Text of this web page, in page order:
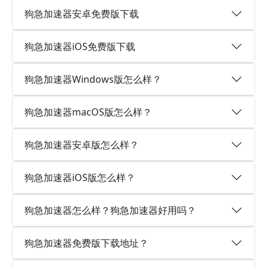
狗急加速器安卓免费版下载
狗急加速器iOS免费版下载
狗急加速器Windows版怎么样？
狗急加速器macOS版怎么样？
狗急加速器安卓版怎么样？
狗急加速器iOS版怎么样？
狗急加速器怎么样？狗急加速器好用吗？
狗急加速器免费版下载地址？